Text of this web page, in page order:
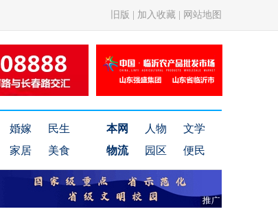
旧版 加入收藏 网站地图
婚嫁
民生
家居 美食
本网 人物
文学
物流
园区 便民